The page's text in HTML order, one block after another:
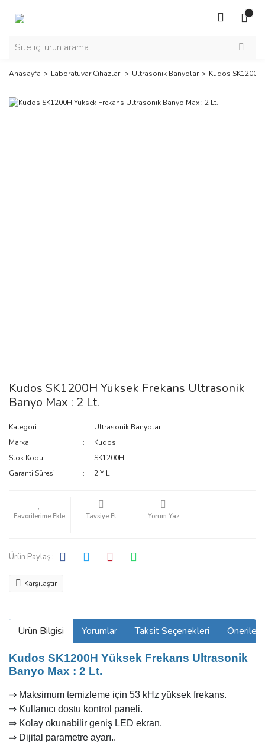
Anasayfa Laboratuvar Cihazları Ultrasonik Banyolar Kudos
Kudos SK1200H Yüksek Frekans Ultrasonik
Banyo Max : 2 Lt.
Kategori
Ultrasonik Banyolar
Marka
Kudos
Stok Kodu
SK1200H
Garanti Süresi
2 YIL
Tavsiye Et Yorum Yaz
Ürün Paylaş :
Karşılaştır
Ürün Bilgisi Yorumlar Taksit Seçenekleri
Kudos SK1200H Yüksek Frekans Ultrasonik
Banyo Max : 2 Lt.
⇒ Maksimum temizleme için 53 kHz yüksek frekans.
⇒ Kullanıcı dostu kontrol paneli.
⇒ Kolay okunabilir geniş LED ekran.
⇒ Dijital parametre ayarı..